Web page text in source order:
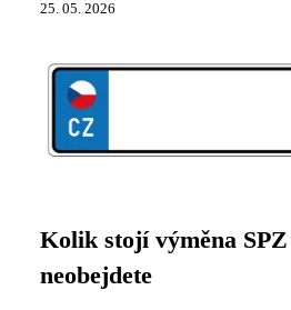
25. 05. 2026
Kolik stojí výměna
neobejdete